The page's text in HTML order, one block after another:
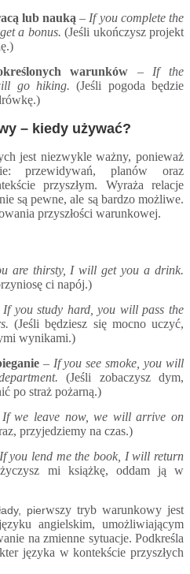
lub nauką – If you complete the
a bonus.(Jeśli ukończysz projekt
warunków – If the
go hiking. (Jeśli pogoda będzie
– kiedy używać?
jest niezwykle ważny, ponieważ
przewidywań, planów oraz
przyszłym. Wyraża relacje
są pewne, ale są bardzo możliwe.
przyszłości warunkowej.
are thirsty, I will get you a drink.
ci napój.)
If you study hard, you will pass the
(Jeśli będziesz się mocno uczyć,
wynikami.)
– If you see smoke, you will
(Jeśli zobaczysz dym,
po straż pożarną.)
If we leave now, we will arrive on
przyjedziemy na czas.)
If you lend me the book, I will return
mi książkę, oddam ją w
pierwszy tryb warunkowy jest
angielskim, umożliwiającym
na zmienne sytuacje. Podkreśla
języka w kontekście przyszłych